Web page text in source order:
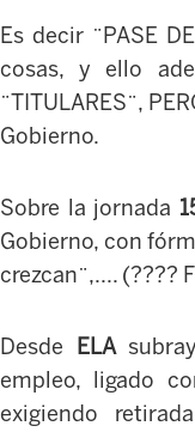
Es decir ¨PASE
cosas, y ello
¨TITULARES¨,
Gobierno.
Sobre la jornada
Gobierno, con
crezcan¨,.... (????
Desde ELA
empleo, ligado
exigiendo